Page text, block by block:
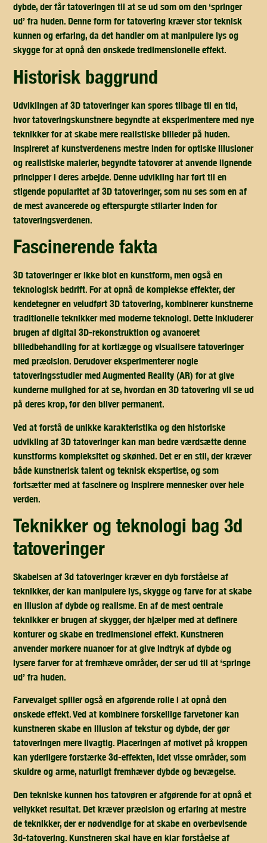
dybde, der får tatoveringen til at se ud som om den ‘springer
ud’ fra huden. Denne form for tatovering kræver stor teknisk
kunnen og erfaring, da det handler om at manipulere lys og
skygge for at opnå den ønskede tredimensionelle effekt.
historisk baggrund
Udviklingen af 3D tatoveringer kan spores tilbage til en tid,
hvor tatoveringskunstnere begyndte at eksperimentere med nye
teknikker for at skabe mere realistiske billeder på huden.
Inspireret af kunstverdenens mestre inden for optiske illusioner
og realistiske malerier, begyndte tatovører at anvende lignende
principper i deres arbejde. Denne udvikling har ført til en
stigende popularitet af 3D tatoveringer, som nu ses som en af
de mest avancerede og efterspurgte stilarter inden for
tatoveringsverdenen.
fascinerende fakta
3D tatoveringer er ikke blot en kunstform, men også en
teknologisk bedrift. For at opnå de komplekse effekter, der
kendetegner en veludført 3D tatovering, kombinerer kunstnerne
traditionelle teknikker med moderne teknologi. Dette inkluderer
brugen af digital 3D-rekonstruktion og avanceret
billedbehandling for at kortlægge og visualisere tatoveringer
med præcision. Derudover eksperimenterer nogle
tatoveringsstudier med Augmented Reality (AR) for at give
kunderne mulighed for at se, hvordan en 3D tatovering vil se ud
på deres krop, før den bliver permanent.
Ved at forstå de unikke karakteristika og den historiske
udvikling af 3D tatoveringer kan man bedre værdsætte denne
kunstforms kompleksitet og skønhed. Det er en stil, der kræver
både kunstnerisk talent og teknisk ekspertise, og som
fortsætter med at fascinere og inspirere mennesker over hele
verden.
teknikker og teknologi bag 3d
tatoveringer
Skabelsen af 3d tatoveringer kræver en dyb forståelse af
teknikker, der kan manipulere lys, skygge og farve for at skabe
en illusion af dybde og realisme. En af de mest centrale
teknikker er brugen af skygger, der hjælper med at definere
konturer og skabe en tredimensionel effekt. Kunstneren
anvender mørkere nuancer for at give indtryk af dybde og
lysere farver for at fremhæve områder, der ser ud til at ‘springe
ud’ fra huden.
Farvevalget spiller også en afgørende rolle i at opnå den
ønskede effekt. Ved at kombinere forskellige farvetoner kan
kunstneren skabe en illusion af tekstur og dybde, der gør
tatoveringen mere livagtig. Placeringen af motivet på kroppen
kan yderligere forstærke 3d-effekten, idet visse områder, som
skuldre og arme, naturligt fremhæver dybde og bevægelse.
Den tekniske kunnen hos tatovøren er afgørende for at opnå et
vellykket resultat. Det kræver præcision og erfaring at mestre
de teknikker, der er nødvendige for at skabe en overbevisende
3d-tatovering. Kunstneren skal have en klar forståelse af